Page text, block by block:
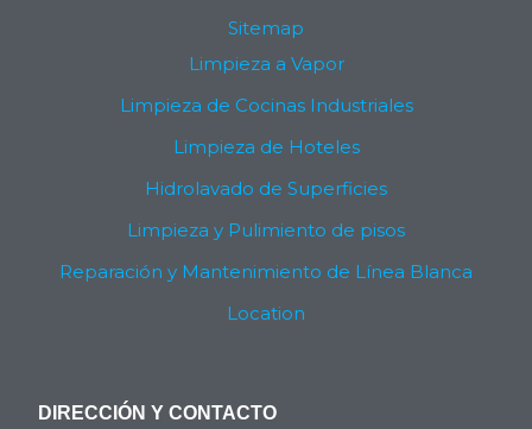
Sitemap
Limpieza a Vapor
Limpieza de Cocinas Industriales
Limpieza de Hoteles
Hidrolavado de Superficies
Limpieza y Pulimiento de pisos
Reparación y Mantenimiento de Línea Blanca
Location
DIRECCIÓN Y CONTACTO